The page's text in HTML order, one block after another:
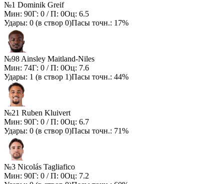
№1 Dominik Greif
Мин: 90Г: 0 / П: 0Оц: 6.5
Удары: 0 (в створ 0)Пасы точн.: 17%
№98 Ainsley Maitland-Niles
Мин: 74Г: 0 / П: 0Оц: 7.6
Удары: 1 (в створ 1)Пасы точн.: 44%
№21 Ruben Kluivert
Мин: 90Г: 0 / П: 0Оц: 6.7
Удары: 0 (в створ 0)Пасы точн.: 71%
№3 Nicolás Tagliafico
Мин: 90Г: 0 / П: 0Оц: 7.2